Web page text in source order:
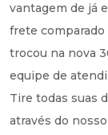
vantagem de já
frete comparado
trocou na nova
equipe de
Tire todas suas
através do